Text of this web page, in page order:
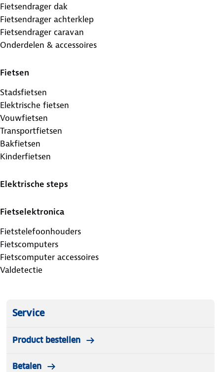
Fietsendrager dak
Fietsendrager achterklep
Fietsendrager caravan
Onderdelen & accessoires
Fietsen
Stadsfietsen
Elektrische fietsen
Vouwfietsen
Transportfietsen
Bakfietsen
Kinderfietsen
Elektrische steps
Fietselektronica
Fietstelefoonhouders
Fietscomputers
Fietscomputer accessoires
Valdetectie
Service
Product bestellen
Betalen